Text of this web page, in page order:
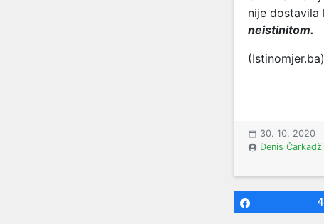
nije dostavila
neistinitom.
(Istinomjer.ba)
30. 10. 2020
Denis